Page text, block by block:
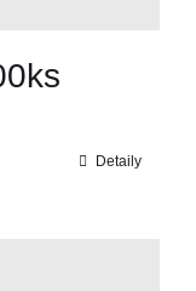
Detaily